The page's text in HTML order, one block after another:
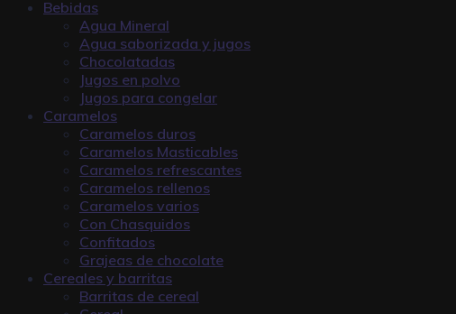
Bebidas
Agua Mineral
Agua saborizada y jugos
Chocolatadas
Jugos en polvo
Jugos para congelar
Caramelos
Caramelos duros
Caramelos Masticables
Caramelos refrescantes
Caramelos rellenos
Caramelos varios
Con Chasquidos
Confitados
Grajeas de chocolate
Cereales y barritas
Barritas de cereal